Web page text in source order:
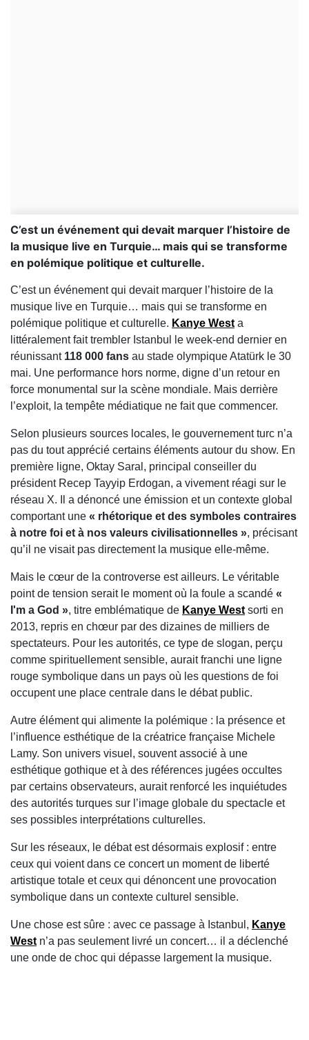
C’est un événement qui devait marquer l’histoire de
la musique live en Turquie… mais qui se transforme
en polémique politique et culturelle.
C’est un événement qui devait marquer l’histoire de la
musique live en Turquie… mais qui se transforme en
polémique politique et culturelle. Kanye West a
littéralement fait trembler Istanbul
le week-end dernier en
réunissant 118 000 fans au stade olympique Atatürk le 30
mai. Une performance hors norme, digne d’un retour en
force monumental sur la scène mondiale. Mais derrière
l’exploit, la tempête médiatique ne fait que commencer.
Selon plusieurs sources locales, le gouvernement turc n’a
pas du tout apprécié certains éléments autour du show. En
première ligne, Oktay Saral , principal conseiller du
président Recep Tayyip Erdogan, a vivement réagi sur le
réseau X. Il a dénoncé une émission et un contexte global
comportant une « rhétorique et des symboles contraires
à notre foi et à nos valeurs civilisationnelles », précisant
qu’il ne visait pas directement la musique elle-même.
Mais le cœur de la controverse est ailleurs. Le véritable
point de tension serait le moment où la foule a scandé «
I'm a God », titre emblématique de Kanye West sorti en
2013, repris en chœur par des dizaines de milliers de
spectateurs. Pour les autorités, ce type de slogan, perçu
comme spirituellement sensible, aurait franchi une ligne
rouge symbolique dans un pays où les questions de foi
occupent une place centrale dans le débat public.
Autre élément qui alimente la polémique : la présence et
l’influence esthétique de la créatrice française Michele
Lamy. Son univers visuel, souvent associé à une
esthétique gothique et à des références jugées occultes
par certains observateurs, aurait renforcé les inquiétudes
des autorités turques sur l’image globale du spectacle et
ses possibles interprétations culturelles.
Sur les réseaux, le débat est désormais explosif : entre
ceux qui voient dans ce concert un moment de liberté
artistique totale et ceux qui dénoncent une provocation
symbolique dans un contexte culturel sensible.
Une chose est sûre : avec ce passage à Istanbul, Kanye
West n’a pas seulement livré un concert… il a déclenché
une onde de choc qui dépasse largement la musique.